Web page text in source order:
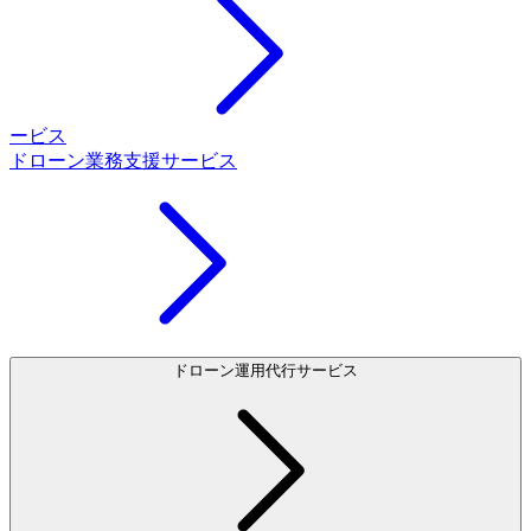
ービス
ドローン業務支援サービス
ドローン運用代行サービス